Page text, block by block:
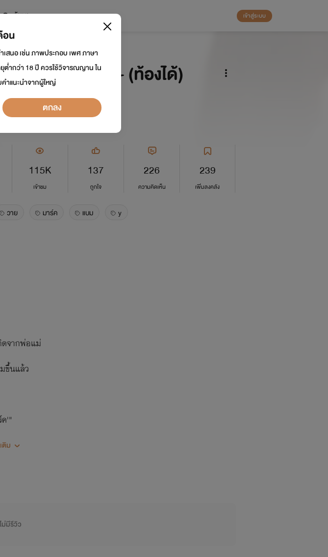
ค้นหา เข้าสู่ระบบ
ก...แค้นร้าย 18+ (ท้องได้)
115K
เข้าชม
137
ถูกใจ
226
ความคิดเห็น
239
เพิ่มลงคลัง
วาย มาร์ค แบม y
จากพ่อแม่
ขึ้นแล้ว
'"
บแม่ฉันแบบนี้นะ
ดนแค่นี้มันยังน้อยไป
ติม
ม่มีรีวิว
อน
สนอ เช่น ภาพประกอบ เพศ ภาษา
ต่ำกว่า 18 ปี ควรใช้วิจารณญาน ใน
ำแนะนำจากผู้ใหญ่
ตกลง